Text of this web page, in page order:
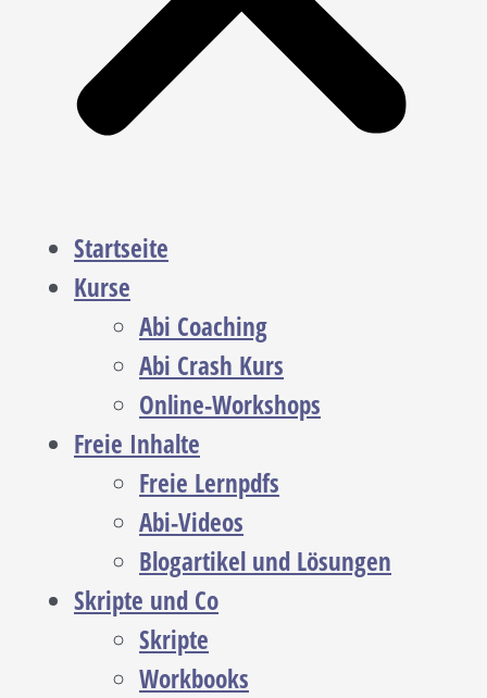
Startseite
Kurse
Abi Coaching
Abi Crash Kurs
Online-Workshops
Freie Inhalte
Freie Lernpdfs
Abi-Videos
Blogartikel und Lösungen
Skripte und Co
Skripte
Workbooks